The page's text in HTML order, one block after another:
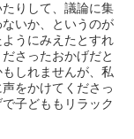
りして、議論に集
いか、というのが
うにみえたとすれ
さったおかげだと
しれませんが、私
をかけてくださっ
子どももリラック